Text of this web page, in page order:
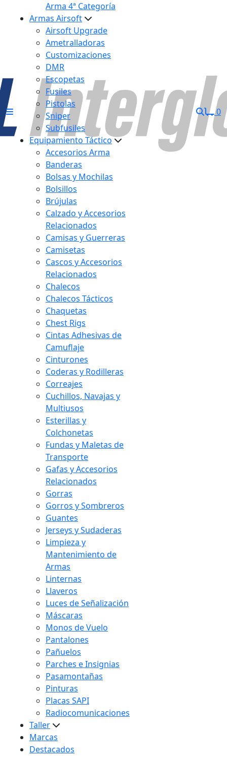
Arma 4ª Categoría
Armas Airsoft
Airsoft Upgrade
Ametralladoras
Customizaciones
DMR
Escopetas
Fusiles
Pistolas
Sniper
Subfusiles
Equipamiento Táctico
Accesorios Arma
Banderas
Bolsas y Mochilas
Bolsillos
Brújulas
Calzado y Accesorios
Relacionados
Camisas y Guerreras
Camisetas
Cascos y Accesorios
Relacionados
Chalecos
Chalecos Tácticos
Chaquetas
Chest Rigs
Cintas Adhesivas de
Camuflaje
Cinturones
Coderas y Rodilleras
Correajes
Cuchillos, Navajas y
Multiusos
Esterillas y
Colchonetas
Fundas y Maletas de
Transporte
Gafas y Accesorios
Relacionados
Gorras
Gorros y Sombreros
Guantes
Jerseys y Sudaderas
Limpieza y
Mantenimiento de
Armas
Linternas
Llaveros
Luces de Señalización
Máscaras
Monos de Vuelo
Pantalones
Pañuelos
Parches e Insignias
Pasamontañas
Pinturas
Placas SAPI
Radiocomunicaciones
Taller
Marcas
Destacados
0